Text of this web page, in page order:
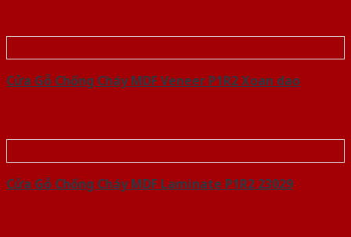
Cửa Gỗ Chống Cháy MDF Veneer P1R2 Xoan dao
Cửa Gỗ Chống Cháy MDF Laminate P1R2 23029